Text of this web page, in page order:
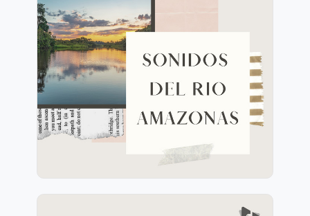
Sonidos Del Rio Amazonas
Información
Jugar